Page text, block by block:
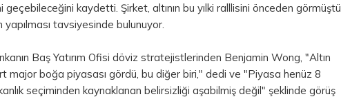
geçebileceğini kaydetti. Şirket, altının bu yılki ralllisini önceden görmüştü
yapılması tavsiyesinde bulunuyor.
Baş Yatırım Ofisi döviz stratejistlerinden Benjamin Wong, "Altın
major boğa piyasası gördü, bu diğer biri," dedi ve "Piyasa henüz 8
seçiminden kaynaklanan belirsizliği aşabilmiş değil" şeklinde görüş